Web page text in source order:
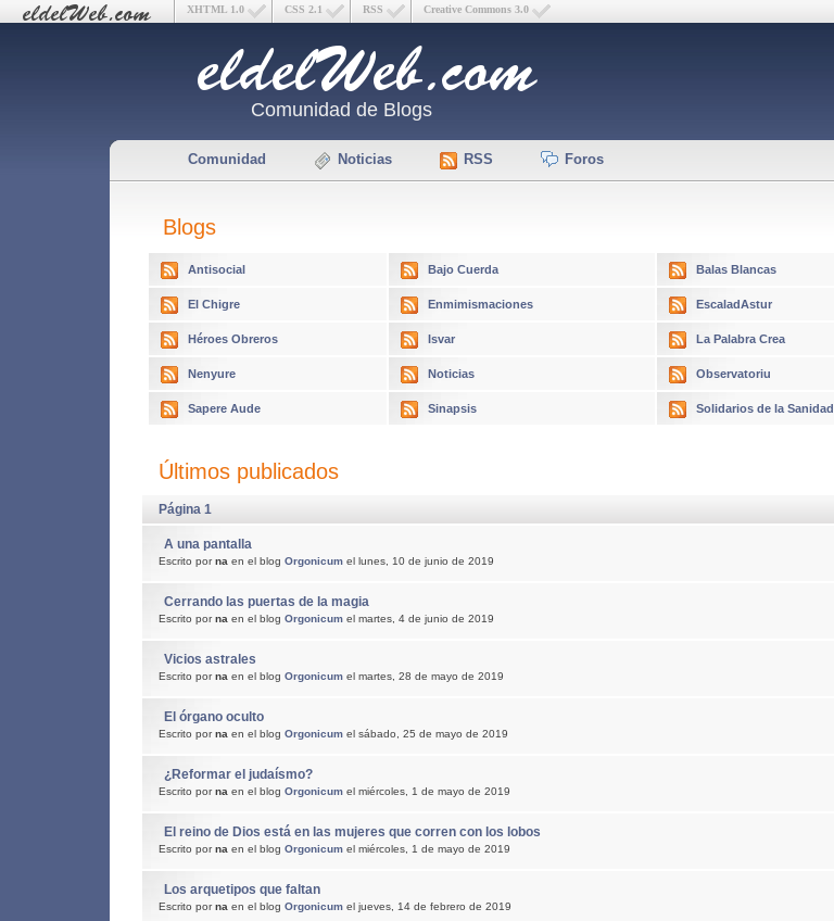
Creative Commons 3.0
RSS
CSS 2.1
XHTML 1.0
Comunidad de Blogs
Comunidad Noticias RSS Foros
Blogs
Antisocial Bajo Cuerda Balas Blancas
El Chigre Enmimismaciones EscaladAstur
Héroes Obreros Isvar La Palabra Crea
Nenyure Noticias Observatoriu
Sapere Aude Sinapsis Solidarios de la Sanidad
Últimos publicados
Página 1
A una pantalla
Escrito porna en el blog Orgonicumel lunes, 10 de junio de 2019
Cerrando las puertas de la magia
Escrito porna en el blog Orgonicumel martes, 4 de junio de 2019
Vicios astrales
Escrito porna en el blog Orgonicumel martes, 28 de mayo de 2019
El órgano oculto
Escrito porna en el blog Orgonicumel sábado, 25 de mayo de 2019
¿Reformar el judaísmo?
Escrito porna en el blog Orgonicumel miércoles, 1 de mayo de 2019
El reino de Dios está en las mujeres que corren con los lobos
Escrito porna en el blog Orgonicumel miércoles, 1 de mayo de 2019
Los arquetipos que faltan
Escrito porna en el blog Orgonicumel jueves, 14 de febrero de 2019